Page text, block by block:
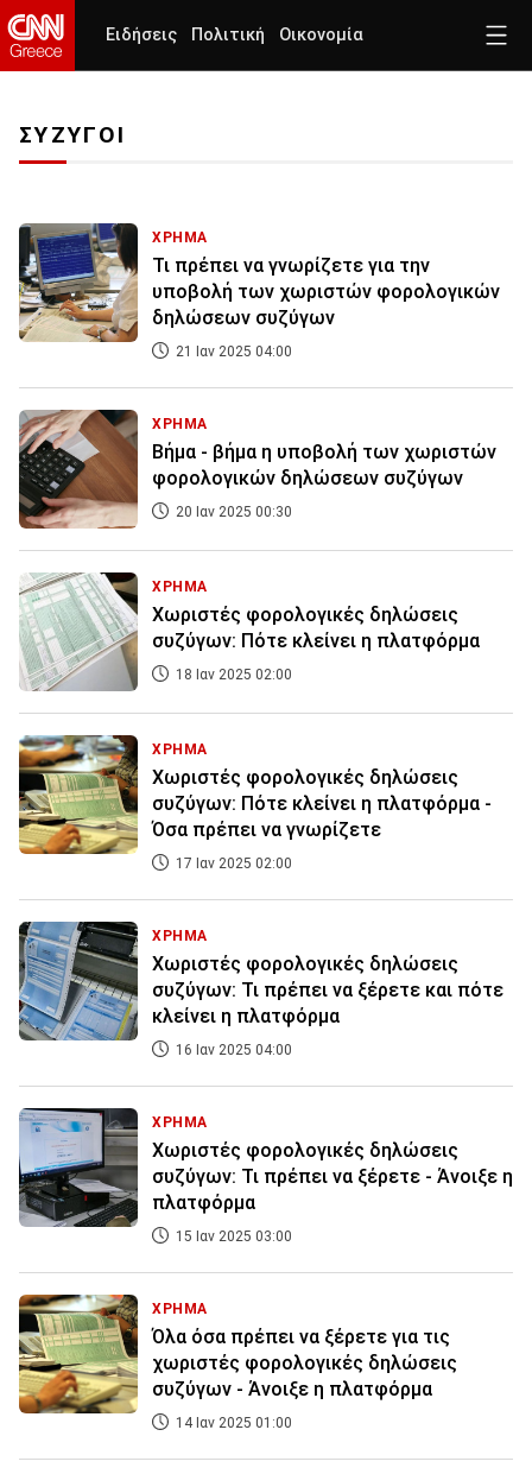
Ειδήσεις Πολιτική Οικονομία
ΣΥΖΥΓΟΙ
ΧΡΗΜΑ
Τι πρέπει να γνωρίζετε για την
υποβολή των χωριστών φορολογικών
δηλώσεων συζύγων
21 Ιαν 2025 04:00
ΧΡΗΜΑ
Βήμα - βήμα η υποβολή των χωριστών
φορολογικών δηλώσεων συζύγων
20 Ιαν 2025 00:30
ΧΡΗΜΑ
Χωριστές φορολογικές δηλώσεις
συζύγων: Πότε κλείνει η πλατφόρμα
18 Ιαν 2025 02:00
ΧΡΗΜΑ
Χωριστές φορολογικές δηλώσεις
συζύγων: Πότε κλείνει η πλατφόρμα -
Όσα πρέπει να γνωρίζετε
17 Ιαν 2025 02:00
ΧΡΗΜΑ
Χωριστές φορολογικές δηλώσεις
συζύγων: Τι πρέπει να ξέρετε και πότε
κλείνει η πλατφόρμα
16 Ιαν 2025 04:00
ΧΡΗΜΑ
Χωριστές φορολογικές δηλώσεις
συζύγων: Τι πρέπει να ξέρετε - Άνοιξε η
πλατφόρμα
15 Ιαν 2025 03:00
ΧΡΗΜΑ
Όλα όσα πρέπει να ξέρετε για τις
χωριστές φορολογικές δηλώσεις
συζύγων - Άνοιξε η πλατφόρμα
14 Ιαν 2025 01:00